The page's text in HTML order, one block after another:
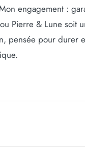
engagement :
Pierre & Lune soit
pensée pour durer